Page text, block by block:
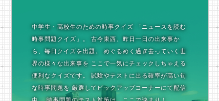
中学生・高校生のための時事クイズ 「ニュースを読む
時事問題クイズ」。
古今東西、昨日一日の出来事か
ら、毎日クイズを出題。
めぐるめく過ぎ去っていく世
界の様々な出来事を ここで一気にチェックしちゃえる
便利なクイズです。
試験やテストに出る確率が高い旬
な時事問題を 厳選してピックアップコーナーにて配信
中。
時事問題のテスト対策は、ここで決まり！